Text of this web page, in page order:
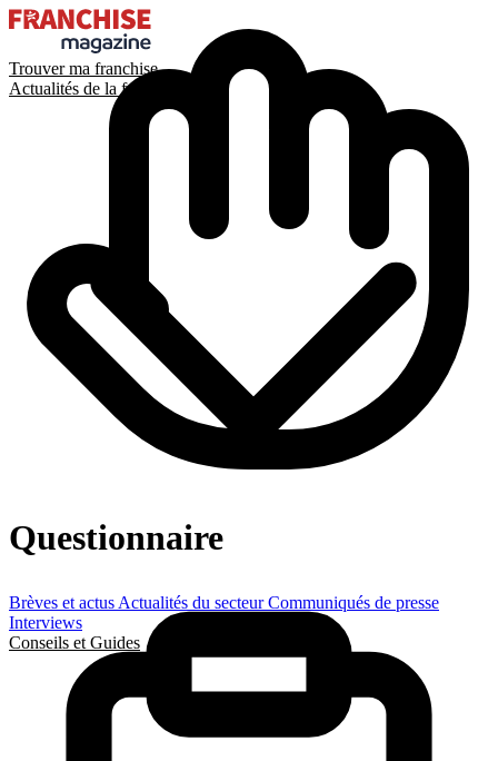
Trouver ma franchise
Actualités de la franchise
Brèves et actus Actualités du secteurCommuniqués de presse
Interviews
Conseils et Guides
Questionnaire